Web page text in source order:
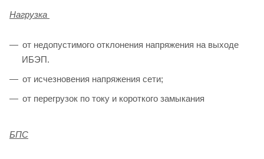
Нагрузка
от недопустимого отклонения напряжения на выходе
ИБЭП.
от исчезновения напряжения сети;
от перегрузок по току и короткого замыкания
БПС